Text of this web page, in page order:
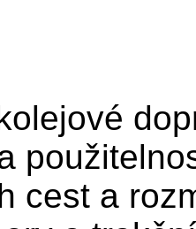
cest a